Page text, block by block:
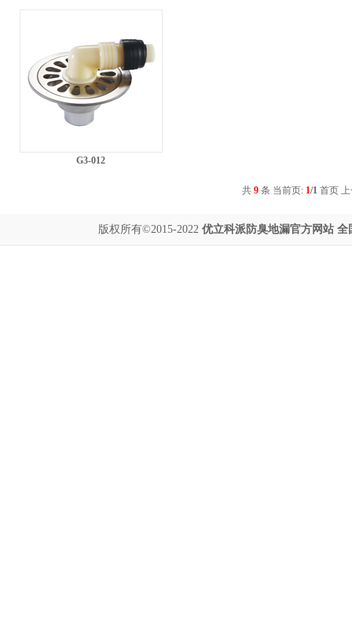
G3-012
共 9 条 当前页: 1/1 首页
版权所有©2015-2022 优立科派防臭地漏官方网站 全